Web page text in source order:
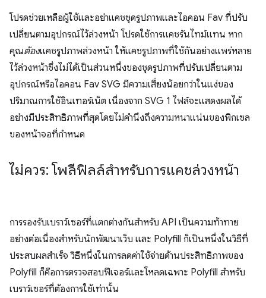
โปรดช่วยเหลือผู้ใช้และอย่าแคชชุดรูปภาพและไอคอน Fav ที่ปรับ
เปลี่ยนตามอุปกรณ์ไว้ล่วงหน้า โปรดใช้การแคชรันไทม์แทน หาก
คุณต้องแคชรูปภาพล่วงหน้า ให้แคชรูปภาพที่ใช้กันอย่างแพร่หลาย
ไว้ล่วงหน้าซึ่งไม่ได้เป็นส่วนหนึ่งของชุดรูปภาพที่ปรับเปลี่ยนตาม
อุปกรณ์หรือไอคอน Fav SVG มีความเสี่ยงน้อยกว่าในแง่ของ
ปริมาณการใช้อินเทอร์เน็ต เนื่องจาก SVG 1 ไฟล์จะแสดงผลได้
อย่างมีประสิทธิภาพที่สุดโดยไม่คำนึงถึงความหนาแน่นของพิกเซล
ของหน้าจอที่กำหนด
ไม่ควร: โพลีฟิลล์สำหรับการแคชล่วงหน้า
การรองรับเบราว์เซอร์ที่แตกต่างกันสำหรับ API เป็นความท้าทาย
อย่างต่อเนื่องสําหรับนักพัฒนาเว็บ และ Polyfill ก็เป็นหนึ่งในวิธีที่
ประสบผลสำเร็จ วิธีหนึ่งในการลดค่าใช้จ่ายด้านประสิทธิภาพของ
Polyfill ก็คือการตรวจสอบฟีเจอร์และโหลดเฉพาะ Polyfill สำหรับ
เบราว์เซอร์ที่ต้องการใช้เท่านั้น